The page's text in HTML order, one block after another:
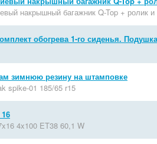
накрышный багажник Q-Top + ролик и
обогрева 1-го сиденья.
зимнюю резину на штамповке
spike-01 185/65 r15
4x100 ET38 60,1 W